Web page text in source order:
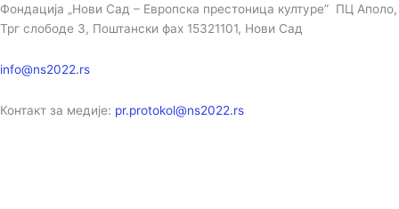
Фондација „Нови Сад – Европска престоница културе” ПЦ Аполо,
Трг слободе 3, Поштански фах 15321101, Нови Сад
info@ns2022.rs
Контакт за медије: pr.protokol@ns2022.rs